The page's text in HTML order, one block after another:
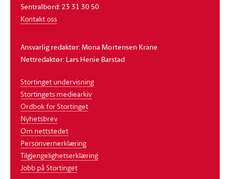
Sentralbord: 23 31 30 50
Kontakt oss
Ansvarlig redaktør: Mona Mortensen Krane
Nettredaktør: Lars Henie Barstad
Stortinget undervisning
Stortingets mediearkiv
Ordbok for Stortinget
Nyhetsbrev
Om nettstedet
Personvernerklæring
Tilgjengelighetserklæring
Jobb på Stortinget